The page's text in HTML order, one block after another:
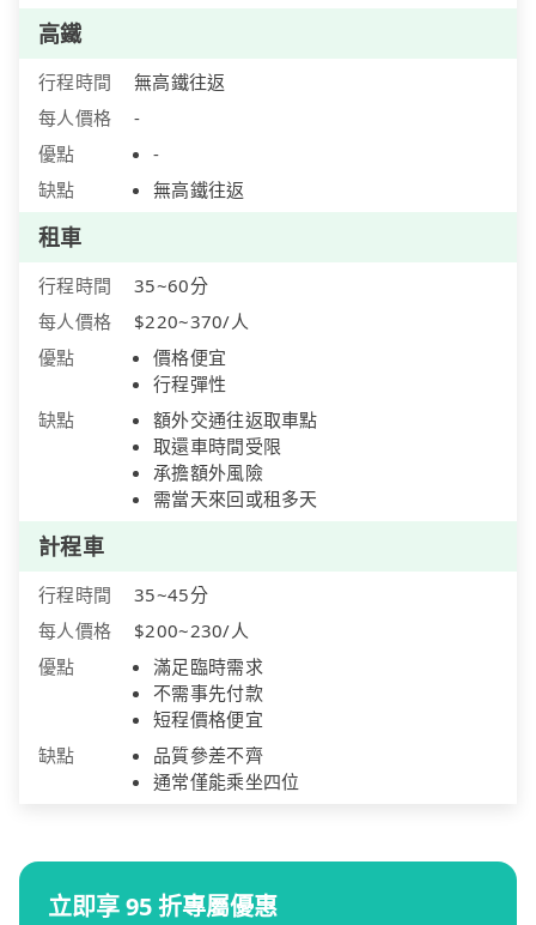
高鐵
行程時間
無高鐵往返
每人價格
-
優點
-
缺點
無高鐵往返
租車
行程時間
35~60分
每人價格
$220~370/人
優點
價格便宜
行程彈性
缺點
額外交通往返取車點
取還車時間受限
承擔額外風險
需當天來回或租多天
計程車
行程時間
35~45分
每人價格
$200~230/人
優點
滿足臨時需求
不需事先付款
短程價格便宜
缺點
品質參差不齊
通常僅能乘坐四位
立即享 95 折專屬優惠